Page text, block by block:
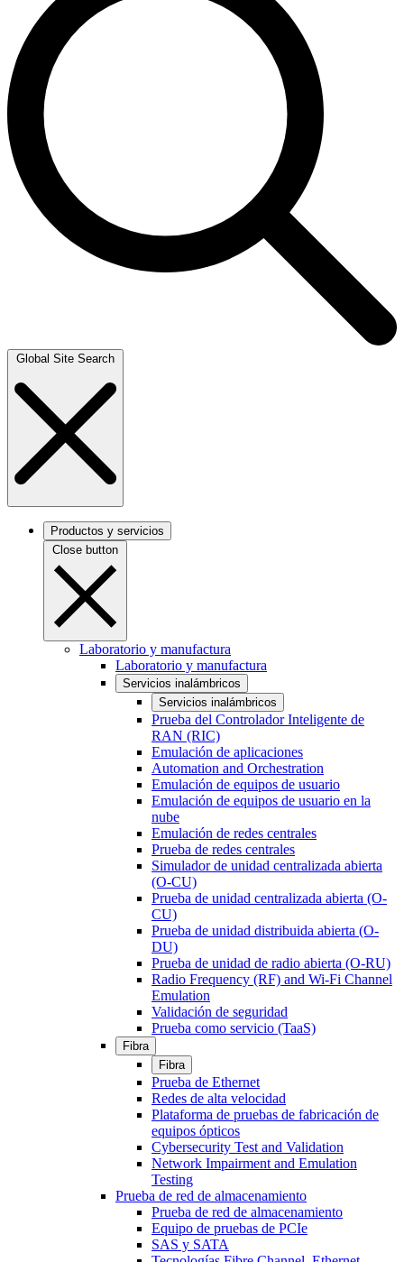
Global Site Search
Productos y servicios
Close button
Laboratorio y manufactura
Laboratorio y manufactura
Servicios inalámbricos
Servicios inalámbricos
Prueba del Controlador Inteligente de
RAN (RIC)
Emulación de aplicaciones
Automation and Orchestration
Emulación de equipos de usuario
Emulación de equipos de usuario en la
nube
Emulación de redes centrales
Prueba de redes centrales
Simulador de unidad centralizada abierta
(O-CU)
Prueba de unidad centralizada abierta (O-
CU)
Prueba de unidad distribuida abierta (O-
DU)
Prueba de unidad de radio abierta (O-RU)
Radio Frequency (RF) and Wi-Fi Channel
Emulation
Validación de seguridad
Prueba como servicio (TaaS)
Fibra
Fibra
Prueba de Ethernet
Redes de alta velocidad
Plataforma de pruebas de fabricación de
equipos ópticos
Cybersecurity Test and Validation
Network Impairment and Emulation
Testing
Prueba de red de almacenamiento
Prueba de red de almacenamiento
Equipo de pruebas de PCIe
SAS y SATA